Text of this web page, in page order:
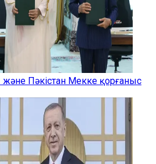
Пәкістан Мекке қорғаныс